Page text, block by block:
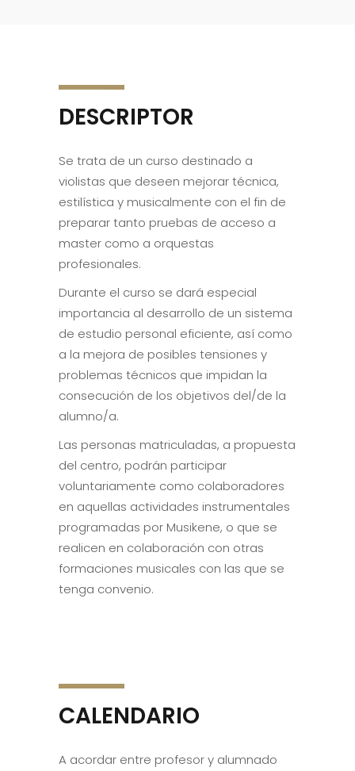
DESCRIPTOR
Se trata de un curso destinado a
violistas que deseen mejorar técnica,
estilística y musicalmente con el fin de
preparar tanto pruebas de acceso a
master como a orquestas
profesionales.
Durante el curso se dará especial
importancia al desarrollo de un sistema
de estudio personal eficiente, así como
a la mejora de posibles tensiones y
problemas técnicos que impidan la
consecución de los objetivos del/de la
alumno/a.
Las personas matriculadas, a propuesta
del centro, podrán participar
voluntariamente como colaboradores
en aquellas actividades instrumentales
programadas por Musikene, o que se
realicen en colaboración con otras
formaciones musicales con las que se
tenga convenio.
CALENDARIO
A acordar entre profesor y alumnado